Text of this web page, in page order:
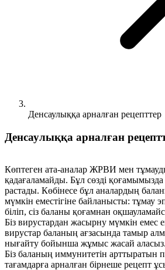
Денсаулыққа арналған рецепттер
Денсаулыққа арналған
Көптеген ата-аналар ЖРВИ мен
қадағаламайды. Бұл сөзді қоғамымызда
растады. Көбінесе бұл аналардың
мүмкін еместігіне байланысты: тұмау
біліп, сіз баланы қоғамнан
Біз вирустардан жасырну мүмкін емес
вирустар баланың ағзасында тамыр
нығайту бойынша жұмыс жасай аласыз.
Біз баланың иммунитетін арттыратын
тағамдарға арналған бірнеше рецепт